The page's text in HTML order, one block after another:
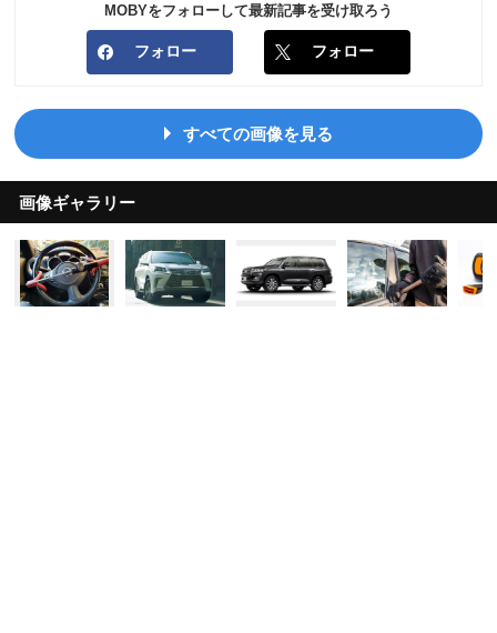
MOBYをフォローして最新記事を受け取ろう
フォロー フォロー
すべての画像を見る
画像ギャラリー